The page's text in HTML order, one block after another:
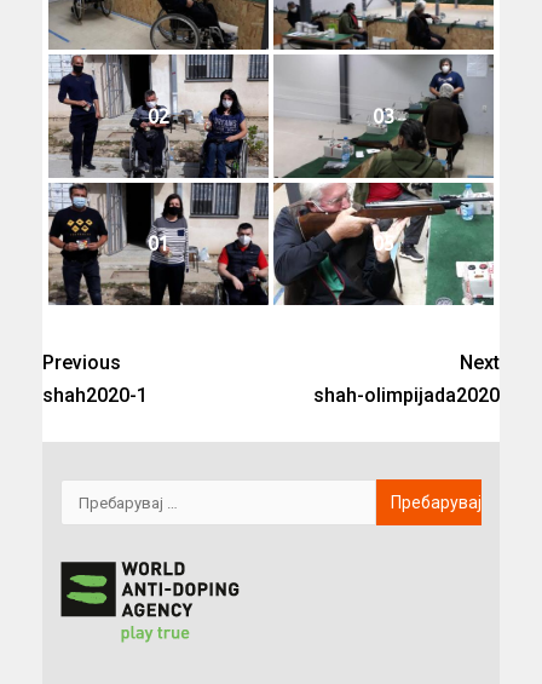
02 03
01 05
Previous
shah2020-1
Next
shah-olimpijada2020